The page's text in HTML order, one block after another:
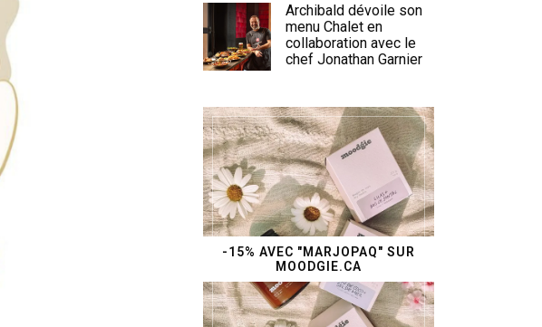
Archibald dévoile son
menu Chalet en
collaboration avec le
chef Jonathan Garnier
-15% AVEC "MARJOPAQ" SUR
MOODGIE.CA